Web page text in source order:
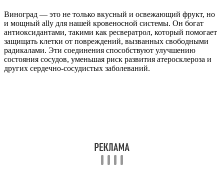
Виноград — это не только вкусный и освежающий фрукт, но
и мощный ally для нашей кровеносной системы. Он богат
антиоксидантами, такими как ресвератрол, который помогает
защищать клетки от повреждений, вызванных свободными
радикалами. Эти соединения способствуют улучшению
состояния сосудов, уменьшая риск развития атеросклероза и
других сердечно-сосудистых заболеваний.